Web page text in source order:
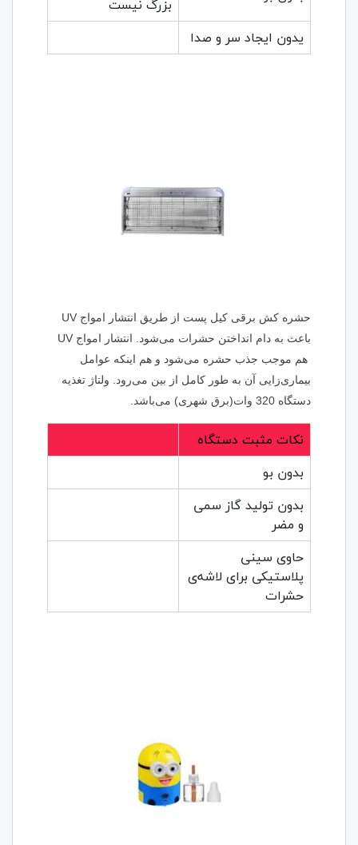
بزرگ نیست
یدون ایجاد سر و صدا
حشره کش برقی کیل پست از طریق انتشار امواج UV
باعث به دام انداختن حشرات می‌شود. انتشار امواج UV
هم موجب جذب حشره می‌شود و هم اینکه عوامل
بیماری‌زایی آن به طور کامل از بین می‌رود. ولتاژ تغذیه
دستگاه 320 وات(برق شهری) می‌باشد.
نکات مثبت دستگاه
بدون بو
بدون تولید گاز سمی
و مضر
حاوی سینی
پلاستیکی برای لاشه‌ی
حشرات